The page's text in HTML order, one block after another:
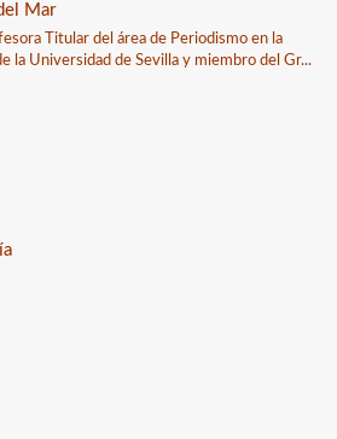
Mar
Titular del área de Periodismo en la
la Universidad de Sevilla y miembro del Gr...